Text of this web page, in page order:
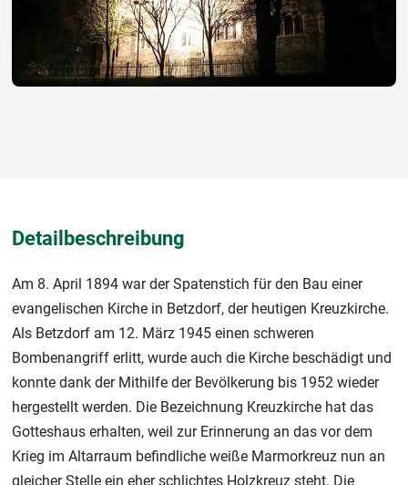
Detailbeschreibung
Am 8. April 1894 war der Spatenstich für den Bau einer
evangelischen Kirche in Betzdorf, der heutigen Kreuzkirche.
Als Betzdorf am 12. März 1945 einen schweren
Bombenangriff erlitt, wurde auch die Kirche beschädigt und
konnte dank der Mithilfe der Bevölkerung bis 1952 wieder
hergestellt werden. Die Bezeichnung Kreuzkirche hat das
Gotteshaus erhalten, weil zur Erinnerung an das vor dem
Krieg im Altarraum befindliche weiße Marmorkreuz nun an
gleicher Stelle ein eher schlichtes Holzkreuz steht. Die